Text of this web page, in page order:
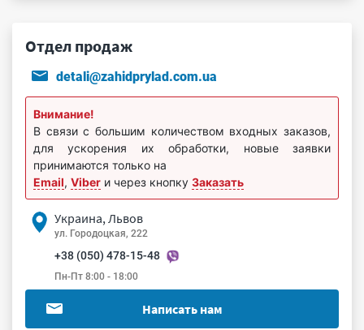
Отдел продаж
detali@zahidprylad.com.ua
Внимание!
В связи с большим количеством входных заказов,
для ускорения их обработки, новые заявки
принимаются только на
Email, Viber и через кнопку Заказать
Украина, Львов
ул. Городоцкая, 222
+38 (050) 478-15-48
Пн-Пт 8:00 - 18:00
Написать нам